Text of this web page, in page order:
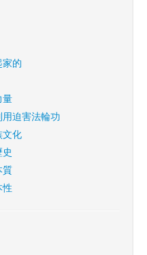
家的
量
用迫害法輪功
文化
質
性